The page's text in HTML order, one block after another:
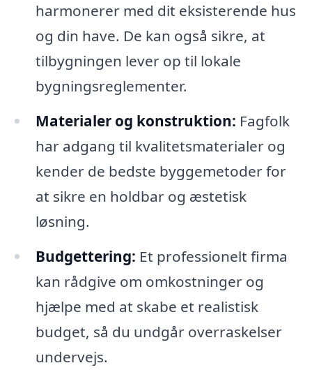
harmonerer med dit eksisterende hus
og din have. De kan også sikre, at
tilbygningen lever op til lokale
bygningsreglementer.
Materialer og konstruktion: Fagfolk
har adgang til kvalitetsmaterialer og
kender de bedste byggemetoder for
at sikre en holdbar og æstetisk
løsning.
Budgettering: Et professionelt firma
kan rådgive om omkostninger og
hjælpe med at skabe et realistisk
budget, så du undgår overraskelser
undervejs.